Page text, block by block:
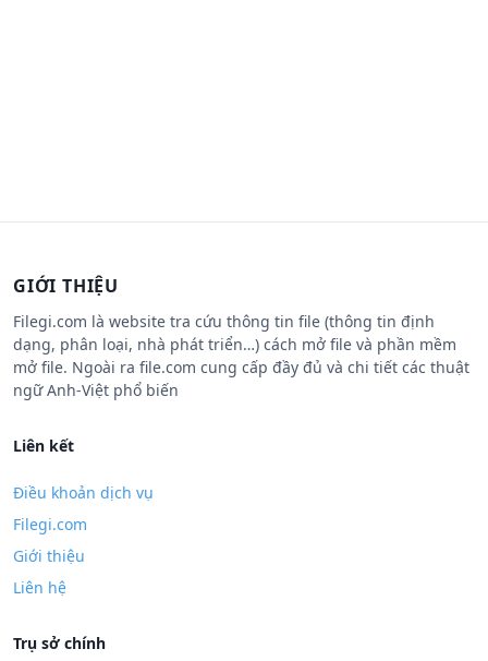
GIỚI THIỆU
Filegi.com là website tra cứu thông tin file (thông tin định
dạng, phân loại, nhà phát triển…) cách mở file và phần mềm
mở file. Ngoài ra file.com cung cấp đầy đủ và chi tiết các thuật
ngữ Anh-Việt phổ biến
Liên kết
Điều khoản dịch vụ
Filegi.com
Giới thiệu
Liên hệ
Trụ sở chính